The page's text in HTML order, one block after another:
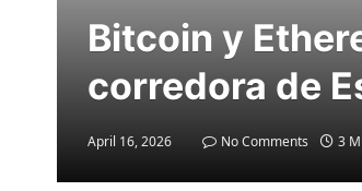
Bitcoin y
corredora de
April 16, 2026 No Comments 3